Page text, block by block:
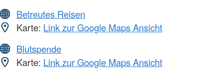
Betreutes Reisen
Karte: Link zur Google Maps Ansicht
Blutspende
Karte: Link zur Google Maps Ansicht